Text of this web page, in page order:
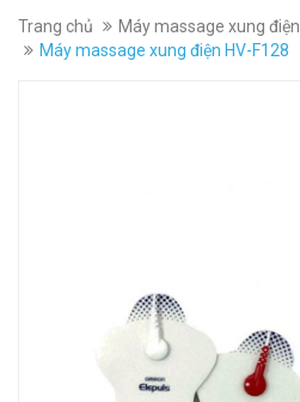
Trang chủ
Máy massage xung điện
Máy massage xung điện HV-F128